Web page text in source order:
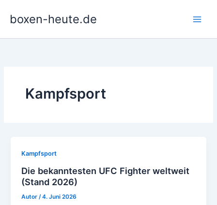
Inhaltboxen-heute.de
Kampfsport
Kampfsport
Die bekanntesten UFC Fighter weltweit
(Stand 2026)
Autor /4. Juni 2026